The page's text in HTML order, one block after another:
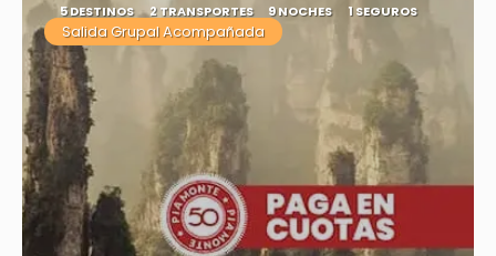
5 DESTINOS 2 TRANSPORTES 9 NOCHES 1 SEGUROS
Salida Grupal Acompañada